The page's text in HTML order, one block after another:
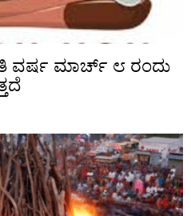
ವರ್ಷ ಮಾರ್ಚ್ ೮ ರಂದು